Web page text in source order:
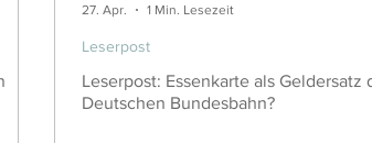
27. Apr.
1 Min. Lesezeit
Leserpost
Leserpost: Essenkarte als Geldersatz
Deutschen Bundesbahn?